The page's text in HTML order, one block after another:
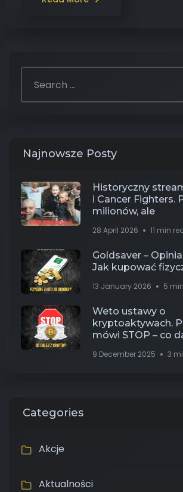
Najnowsze Posty
Historyczny
i Cancer Fighters.
milionów, ale
28 April 2026 11 min
Goldsaver –
Jak kupować
13 January 2026 5
Weto ustawy o
kryptoaktywach.
mówi STOP – co
9 December 2025 3
Categories
Akcje
Aktualności